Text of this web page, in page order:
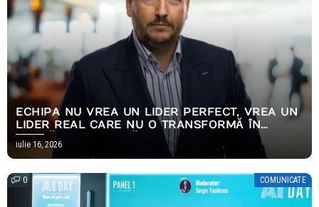
ECHIPA NU VREA UN LIDER PERFECT, VREA UN
LIDER REAL CARE NU O TRANSFORMĂ ÎN
PERNĂ EMOȚIONALĂ
iulie 16, 2026
0 COMUNICATE